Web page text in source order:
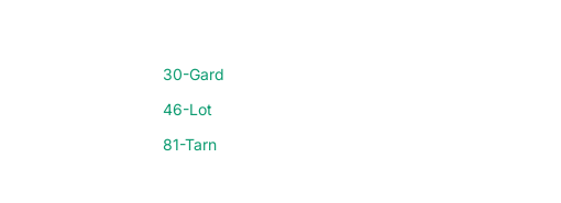
30-Gard
46-Lot
81-Tarn